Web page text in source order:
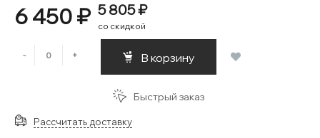
6 450 ₽ 5 805 ₽
со скидкой
- + В корзину
Быстрый заказ
Рассчитать доставку